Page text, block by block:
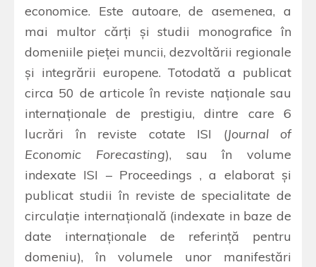
economice. Este autoare, de asemenea, a
mai multor cărţi şi studii monografice în
domeniile pieţei muncii, dezvoltării regionale
şi integrării europene. Totodată a publicat
circa 50 de articole în reviste naţionale sau
internaţionale de prestigiu, dintre care 6
lucrări în reviste cotate ISI (Journal of
Economic Forecasting), sau în volume
indexate ISI – Proceedings , a elaborat şi
publicat studii în reviste de specialitate de
circulaţie internaţională (indexate in baze de
date internaţionale de referinţă pentru
domeniu), în volumele unor manifestări